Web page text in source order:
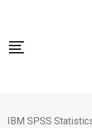
content
IBM SPSS